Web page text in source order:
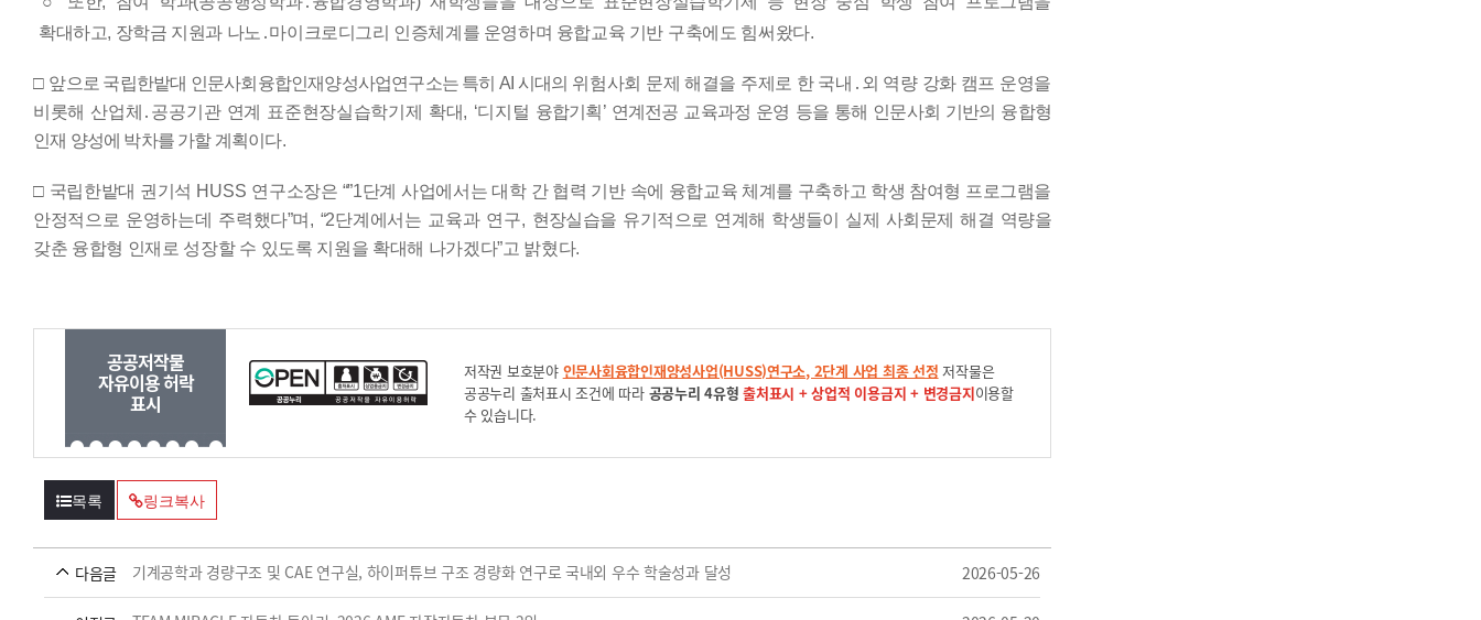
확대하고, 장학금 지원과 나노 ․마이크로디그리 인증체계를 운영하며 융합교육 기반 구축에도 힘써왔다.
□ 앞으로 국립한밭대 인문사회융합인재양성사업연구소는 특히AI 시대의 위험사회 문제 해결을 주제로 한 국내 ․ 외 역량 강화 캠프 운영을
비롯해 산업체 ․ 공공기관 연계 표준현장실습학기제 확대, ‘디지털 융합기획’ 연계전공 교육과정 운영 등을 통해 인문사회 기반의 융합형
인재 양성에 박차를 가할 계획이다.
□ 국립한밭대 권기석 HUSS 연구소장은 “”1단계 사업에서는 대학 간 협력 기반 속에 융합교육 체계를 구축하고 학생 참여형 프로그램을
안정적으로 운영하는데 주력했다”며 , “2단계에서는 교육과 연구, 현장실습을 유기적으로 연계해 학생들이 실제 사회문제 해결 역량을
갖춘 융합형 인재로 성장할 수 있도록 지원을 확대해 나가겠다”고 밝혔다.
공공저작물
자유이용 허락
표시
저작권 보호분야 인문사회융합인재양성사업(HUSS)연구소, 2단계 사업 최종 선정 저작물은
공공누리 출처표시 조건에 따라 공공누리 4유형 출처표시 + 상업적 이용금지 + 변경금지이용할
수 있습니다.
목록 링크복사
다음글 기계공학과 경량구조 및 CAE 연구실, 하이퍼튜브 구조 경량화 연구로 국내외 우수 학술성과 달성 2026-05-26